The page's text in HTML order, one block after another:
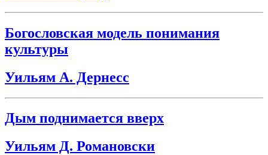
Богословская модель понимания
культуры
Уильям А. Дернесс
Дым поднимается вверх
Уильям Д. Романовски